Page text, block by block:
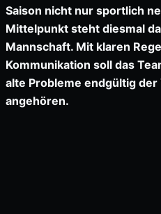
Saison nicht nur sportlich
Mittelpunkt steht diesmal
Mannschaft. Mit klaren
Kommunikation soll das
alte Probleme endgültig
angehören.